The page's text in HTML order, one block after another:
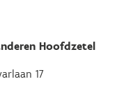
Hoofdzetel
17